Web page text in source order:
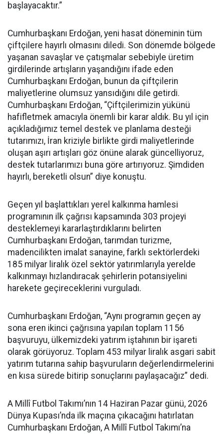
başlayacaktır.”
Cumhurbaşkanı Erdoğan, yeni hasat döneminin tüm
çiftçilere hayırlı olmasını diledi. Son dönemde bölgede
yaşanan savaşlar ve çatışmalar sebebiyle üretim
girdilerinde artışların yaşandığını ifade eden
Cumhurbaşkanı Erdoğan, bunun da çiftçilerin
maliyetlerine olumsuz yansıdığını dile getirdi.
Cumhurbaşkanı Erdoğan, “Çiftçilerimizin yükünü
hafifletmek amacıyla önemli bir karar aldık. Bu yıl için
açıkladığımız temel destek ve planlama desteği
tutarımızı, İran kriziyle birlikte girdi maliyetlerinde
oluşan aşırı artışları göz önüne alarak güncelliyoruz,
destek tutarlarımızı buna göre artırıyoruz. Şimdiden
hayırlı, bereketli olsun” diye konuştu.
Geçen yıl başlattıkları yerel kalkınma hamlesi
programının ilk çağrısı kapsamında 303 projeyi
desteklemeyi kararlaştırdıklarını belirten
Cumhurbaşkanı Erdoğan, tarımdan turizme,
madencilikten imalat sanayine, farklı sektörlerdeki
185 milyar liralık özel sektör yatırımlarıyla yerelde
kalkınmayı hızlandıracak şehirlerin potansiyelini
harekete geçireceklerini vurguladı.
Cumhurbaşkanı Erdoğan, “Aynı programın geçen ay
sona eren ikinci çağrısına yapılan toplam 1156
başvuruyu, ülkemizdeki yatırım iştahının bir işareti
olarak görüyoruz. Toplam 453 milyar liralık asgari sabit
yatırım tutarına sahip başvuruların değerlendirmelerini
en kısa sürede bitirip sonuçlarını paylaşacağız” dedi.
A Millî Futbol Takımı’nın 14 Haziran Pazar günü, 2026
Dünya Kupası’nda ilk maçına çıkacağını hatırlatan
Cumhurbaşkanı Erdoğan, A Millî Futbol Takımı’na